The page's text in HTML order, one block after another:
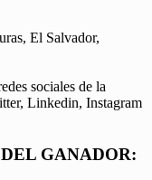
El Salvador,
sociales de la
Linkedin, Instagram
GANADOR: